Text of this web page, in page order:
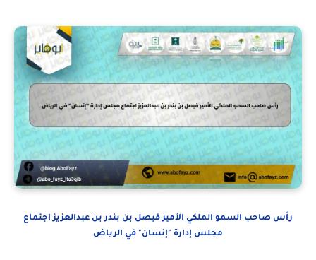
رأس صاحب السمو الملكي الأمير فيصل بن بندر بن عبدالعزيز اجتماع
مجلس إدارة "إنسان" في الرياض